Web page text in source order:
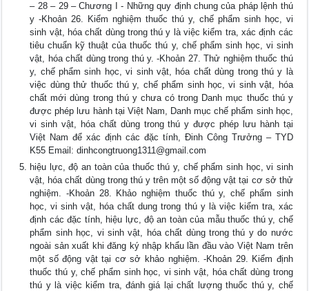
– 28 – 29 – Chương I - Những quy định chung của pháp lệnh thú
y -Khoản 26. Kiểm nghiệm thuốc thú y, chế phẩm sinh học, vi
sinh vật, hóa chất dùng trong thú y là việc kiểm tra, xác định các
tiêu chuẩn kỹ thuật của thuốc thú y, chế phẩm sinh học, vi sinh
vật, hóa chất dùng trong thú y. -Khoản 27. Thử nghiệm thuốc thú
y, chế phẩm sinh học, vi sinh vật, hóa chất dùng trong thú y là
việc dùng thử thuốc thú y, chế phẩm sinh học, vi sinh vật, hóa
chất mới dùng trong thú y chưa có trong Danh mục thuốc thú y
được phép lưu hành tại Việt Nam, Danh mục chế phẩm sinh học,
vi sinh vật, hóa chất dùng trong thú y được phép lưu hành tại
Việt Nam để xác định các đặc tính, Đinh Công Trưởng – TYD
K55 Email:dinhcongtruong1311@gmail.com
hiệu lực, độ an toàn của thuốc thú y, chế phẩm sinh học, vi sinh
vật, hóa chất dùng trong thú y trên một số động vật tại cơ sở thử
nghiệm. -Khoản 28. Khảo nghiệm thuốc thú y, chế phẩm sinh
học, vi sinh vật, hóa chất dung trong thú y là việc kiểm tra, xác
định các đặc tính, hiệu lực, độ an toàn của mẫu thuốc thú y, chế
phẩm sinh học, vi sinh vật, hóa chất dùng trong thú y do nước
ngoài sản xuất khi đăng ký nhập khẩu lần đầu vào Việt Nam trên
một số động vật tại cơ sở khảo nghiệm. -Khoản 29. Kiểm định
thuốc thú y, chế phẩm sinh học, vi sinh vật, hóa chất dùng trong
thú y là việc kiểm tra, đánh giá lại chất lượng thuốc thú y, chế